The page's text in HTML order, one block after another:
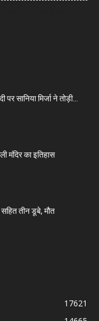
पर सानिया मिर्जा ने तोड़ी...
मंदिर का इतिहास
तीन डूबे, मौत
17621